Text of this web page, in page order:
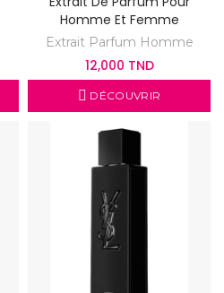
Homme Et Femme
Extrait Parfum Homme
12,000 TND
DÉCOUVRIR